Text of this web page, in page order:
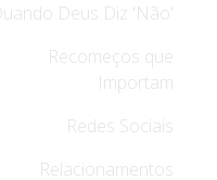
Deus Diz 'Não'
Recomeços que
Importam
Redes Sociais
Relacionamentos